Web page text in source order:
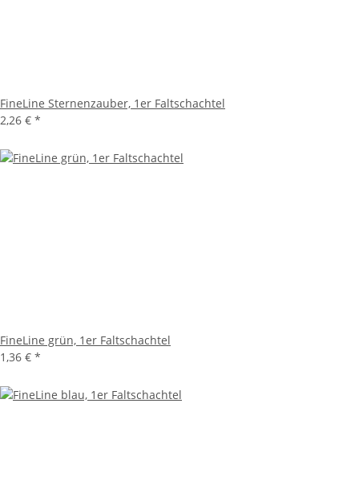
FineLine Sternenzauber, 1er Faltschachtel
2,26 € *
FineLine grün, 1er Faltschachtel
1,36 € *